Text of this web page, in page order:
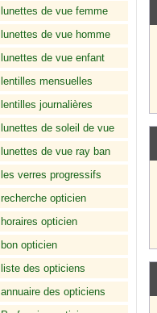
lunettes de vue femme
lunettes de vue homme
lunettes de vue enfant
lentilles mensuelles
lentilles journalières
lunettes de soleil de vue
lunettes de vue ray ban
les verres progressifs
recherche opticien
horaires opticien
bon opticien
liste des opticiens
annuaire des opticiens